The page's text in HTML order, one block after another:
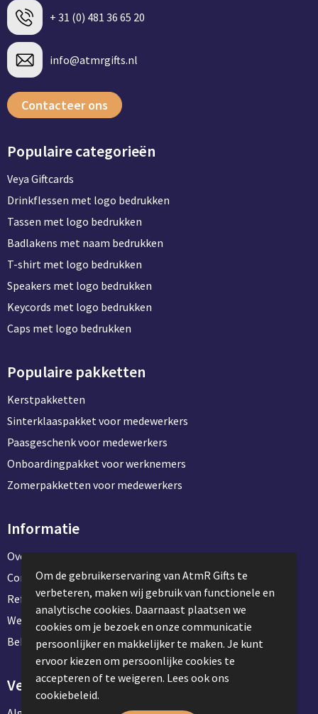
+ 31 (0) 481 36 65 20
info@atmrgifts.nl
Contacteer ons
Populaire categorieën
Veya Giftcards
Drinkflessen met logo bedrukken
Tassen met logo bedrukken
Badlakens met naam bedrukken
T-shirt met logo bedrukken
Speakers met logo bedrukken
Keycords met logo bedrukken
Caps met logo bedrukken
Populaire pakketten
Kerstpakketten
Sinterklaaspakket voor medewerkers
Paasgeschenk voor medewerkers
Onboardingpakket voor werknemers
Zomerpakketten voor medewerkers
Informatie
Over ons
Contact en klantenservice
Referentie projecten
Werken & stage bij AtmR Gifts
Bekijk kantoorbenodigdheden
Veilig winkelen
Om de gebruikerservaring van AtmR Gifts te
verbeteren, maken wij gebruik van functionele en
analytische cookies. Daarnaast plaatsen we
cookies om je bezoek en onze communicatie
persoonlijker en makkelijker te maken. Je kunt
ervoor kiezen om persoonlijke cookies te
accepteren of te weigeren. Lees ook ons
cookiebeleid.